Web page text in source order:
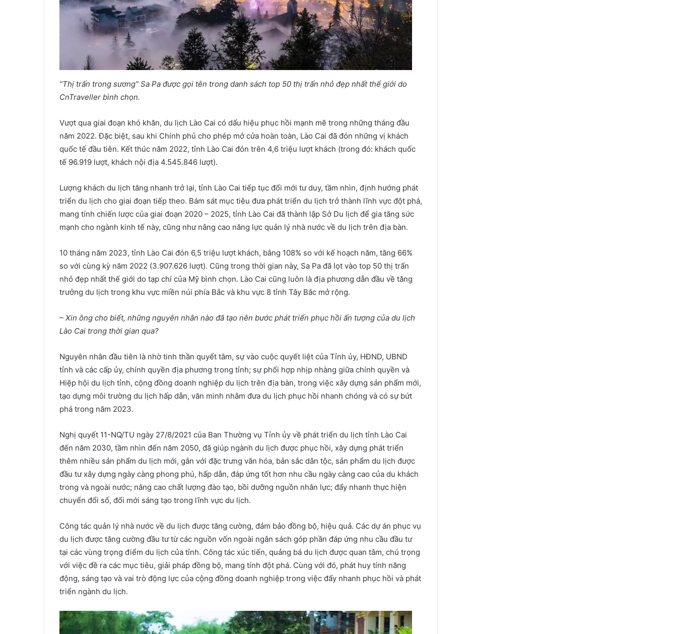
“Thị trấn trong sương” Sa Pa được gọi tên trong danh sách top 50 thị trấn nhỏ đẹp nhất thế giới do
CnTraveller bình chọn.
Vượt qua giai đoạn khó khăn, du lịch Lào Cai có dấu hiệu phục hồi mạnh mẽ trong những tháng đầu
năm 2022. Đặc biệt, sau khi Chính phủ cho phép mở cửa hoàn toàn, Lào Cai đã đón những vị khách
quốc tế đầu tiên. Kết thúc năm 2022, tỉnh Lào Cai đón trên 4,6 triệu lượt khách (trong đó: khách quốc
tế 96.919 lượt, khách nội địa 4.545.846 lượt).
Lượng khách du lịch tăng nhanh trở lại, tỉnh Lào Cai tiếp tục đổi mới tư duy, tầm nhìn, định hướng phát
triển du lịch cho giai đoạn tiếp theo. Bám sát mục tiêu đưa phát triển du lịch trở thành lĩnh vực đột phá,
mang tính chiến lược của giai đoạn 2020 – 2025, tỉnh Lào Cai đã thành lập Sở Du lịch để gia tăng sức
mạnh cho ngành kinh tế này, cũng như nâng cao năng lực quản lý nhà nước về du lịch trên địa bàn.
10 tháng năm 2023, tỉnh Lào Cai đón 6,5 triệu lượt khách, bằng 108% so với kế hoạch năm, tăng 66%
so với cùng kỳ năm 2022 (3.907.626 lượt). Cũng trong thời gian này, Sa Pa đã lọt vào top 50 thị trấn
nhỏ đẹp nhất thế giới do tạp chí của Mỹ bình chọn. Lào Cai cũng luôn là địa phương dẫn đầu về tăng
trưởng du lịch trong khu vực miền núi phía Bắc và khu vực 8 tỉnh Tây Bắc mở rộng.
– Xin ông cho biết, những nguyên nhân nào đã tạo nên bước phát triển phục hồi ấn tượng của du lịch
Lào Cai trong thời gian qua?
Nguyên nhân đầu tiên là nhờ tinh thần quyết tâm, sự vào cuộc quyết liệt của Tỉnh ủy, HĐND, UBND
tỉnh và các cấp ủy, chính quyền địa phương trong tỉnh; sự phối hợp nhịp nhàng giữa chính quyền và
Hiệp hội du lịch tỉnh, cộng đồng doanh nghiệp du lịch trên địa bàn, trong việc xây dựng sản phẩm mới,
tạo dựng môi trường du lịch hấp dẫn, văn minh nhằm đưa du lịch phục hồi nhanh chóng và có sự bứt
phá trong năm 2023.
Nghị quyết 11-NQ/TU ngày 27/8/2021 của Ban Thường vụ Tỉnh ủy về phát triển du lịch tỉnh Lào Cai
đến năm 2030, tầm nhìn đến năm 2050, đã giúp ngành du lịch được phục hồi, xây dựng phát triển
thêm nhiều sản phẩm du lịch mới, gắn với đặc trưng văn hóa, bản sắc dân tộc, sản phẩm du lịch được
đầu tư xây dựng ngày càng phong phú, hấp dẫn, đáp ứng tốt hơn nhu cầu ngày càng cao của du khách
trong và ngoài nước; nâng cao chất lượng đào tạo, bồi dưỡng nguồn nhân lực; đẩy nhanh thực hiện
chuyển đổi số, đổi mới sáng tạo trong lĩnh vực du lịch.
Công tác quản lý nhà nước về du lịch được tăng cường, đảm bảo đồng bộ, hiệu quả. Các dự án phục vụ
du lịch được tăng cường đầu tư từ các nguồn vốn ngoài ngân sách góp phần đáp ứng nhu cầu đầu tư
tại các vùng trọng điểm du lịch của tỉnh. Công tác xúc tiến, quảng bá du lịch được quan tâm, chú trọng
với việc đề ra các mục tiêu, giải pháp đồng bộ, mang tính đột phá. Cùng với đó, phát huy tính năng
động, sáng tạo và vai trò động lực của cộng đồng doanh nghiệp trong việc đẩy nhanh phục hồi và phát
triển ngành du lịch.